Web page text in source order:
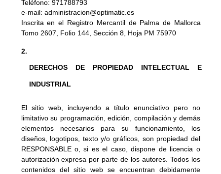
Teléfono: 971788793
e-mail: administracion@optimatic.es
Inscrita en el Registro Mercantil de Palma de Mallorca
Tomo 2607, Folio 144, Sección 8, Hoja PM 75970
DERECHOS DE PROPIEDAD INTELECTUAL E
INDUSTRIAL
El sitio web, incluyendo a título enunciativo pero no
limitativo su programación, edición, compilación y demás
elementos necesarios para su funcionamiento, los
diseños, logotipos, texto y/o gráficos, son propiedad del
RESPONSABLE o, si es el caso, dispone de licencia o
autorización expresa por parte de los autores. Todos los
contenidos del sitio web se encuentran debidamente